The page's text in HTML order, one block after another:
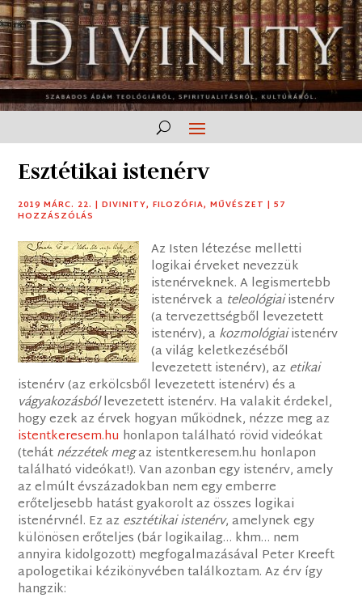
Esztétikai istenérv
2019 MÁRC. 22. |DIVINITY,FILOZÓFIA,MŰVÉSZET |57
HOZZÁSZÓLÁS
Az Isten létezése melletti
logikai érveket nevezzük
istenérveknek. A legismertebb
istenérvek a teleológiaiistenérv
(a tervezettségből levezetett
istenérv), akozmológiaiistenérv
(a világ keletkezéséből
levezetett istenérv), az etikai
istenérv (az erkölcsből levezetett istenérv) és a
vágyakozásbóllevezetett istenérv. Ha valakit érdekel,
hogy ezek az érvek hogyan működnek, nézze meg az
istentkeresem.hu honlapon található rövid videókat
(tehátnézzétek megaz istentkeresem.hu honlapon
található videókat!). Van azonban egy istenérv, amely
az elmúlt évszázadokban nem egy emberre
erőteljesebb hatást gyakorolt az összes logikai
istenérvnél. Ez az esztétikai istenérv, amelynek egy
különösen erőteljes (bár logikailag… khm… nem
annyira kidolgozott) megfogalmazásával Peter Kreeft
apologetikai kézikönyvében találkoztam. Az érv így
hangzik: